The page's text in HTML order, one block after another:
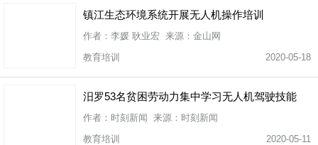
镇江生态环境系统开展无人机操作培训
作者：李媛 耿业宏 来源：金山网
教育培训
2020-05-18
汨罗53名贫困劳动力集中学习无人机驾驶技能
作者：时刻新闻 来源：时刻新闻
教育培训
2020-05-11